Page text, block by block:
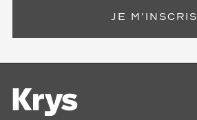
JE M'INSCRIS